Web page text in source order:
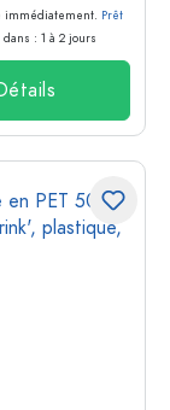
immédiatement. Prêt
dans : 1 à 2 jours